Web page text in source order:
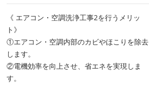
《 エアコン・空調洗浄工事2を行うメリッ
ト》
①エアコン・空調内部のカビやほこりを除去
します。
②電機効率を向上させ、省エネを実現しま
す。